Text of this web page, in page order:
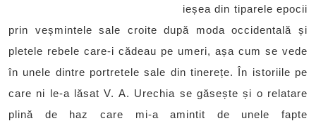
ieșea din tiparele epocii
prin veșmintele sale croite după moda occidentală și
pletele rebele care-i cădeau pe umeri, așa cum se vede
în unele dintre portretele sale din tinerețe. În istoriile pe
care ni le-a lăsat V. A. Urechia se găsește și o relatare
plină de haz care mi-a amintit de unele fapte